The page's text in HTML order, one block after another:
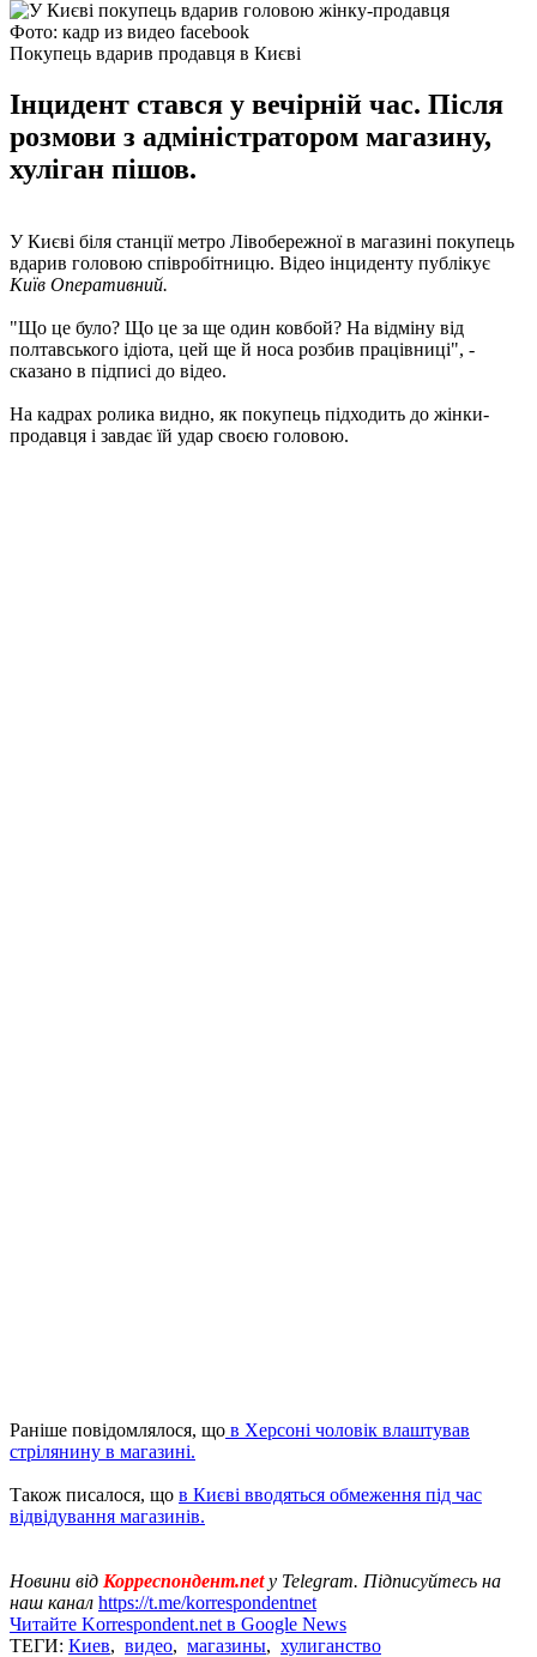
Фото: кадр из видео facebook
Покупець вдарив продавця в Києві
Інцидент стався у вечірній час. Після
розмови з адміністратором магазину,
хуліган пішов.
У Києві біля станції метро Лівобережної в магазині покупець
вдарив головою співробітницю. Відео інциденту публікує
Київ Оперативний.
"Що це було? Що це за ще один ковбой? На відміну від
полтавського ідіота, цей ще й носа розбив працівниці", -
сказано в підписі до відео.
На кадрах ролика видно, як покупець підходить до жінки-
продавця і завдає їй удар своєю головою.
Раніше повідомлялося, що в Херсоні чоловік влаштував
стрілянину в магазині.
Також писалося, що в Києві вводяться обмеження під час
відвідування магазинів.
Новини від Корреспондент.net у Telegram. Підписуйтесь на
наш канал https://t.me/korrespondentnet
Читайте Korrespondent.net в Google News
ТЕГИ: Киев, видео, магазины, хулиганство